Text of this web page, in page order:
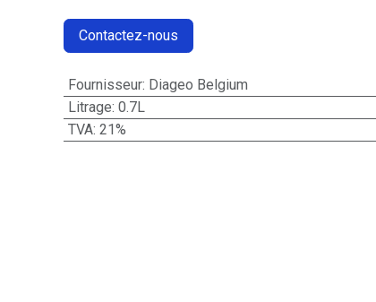
Contactez-nous
Fournisseur: Diageo Belgium
Litrage: 0.7L
TVA: 21%